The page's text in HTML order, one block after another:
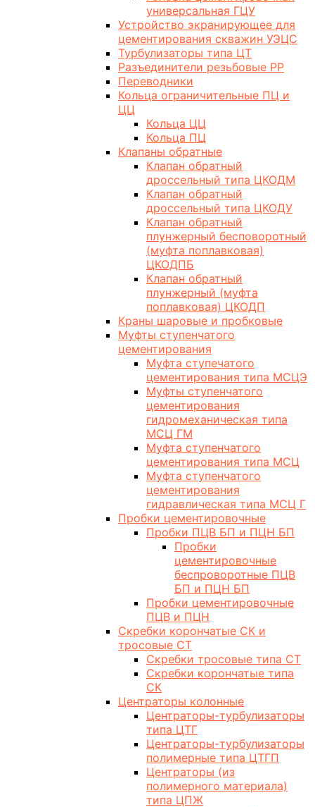
универсальная ГЦУ
Устройство экранирующее для
цементирования скважин УЭЦС
Турбулизаторы типа ЦТ
Разъединители резьбовые РР
Переводники
Кольца ограничительные ПЦ и
ЦЦ
Кольца ЦЦ
Кольца ПЦ
Клапаны обратные
Клапан обратный
дроссельный типа ЦКОДМ
Клапан обратный
дроссельный типа ЦКОДУ
Клапан обратный
плунжерный бесповоротный
(муфта поплавковая)
ЦКОДПБ
Клапан обратный
плунжерный (муфта
поплавковая) ЦКОДП
Краны шаровые и пробковые
Муфты ступенчатого
цементирования
Муфта ступечатого
цементирования типа МСЦЭ
Муфты ступенчатого
цементирования
гидромеханическая типа
МСЦ ГМ
Муфта ступенчатого
цементирования типа МСЦ
Муфта ступенчатого
цементирования
гидравлическая типа МСЦ Г
Пробки цементировочные
Пробки ПЦВ БП и ПЦН БП
Пробки
цементировочные
беспроворотные ПЦВ
БП и ПЦН БП
Пробки цементировочные
ПЦВ и ПЦН
Скребки корончатые СК и
тросовые СТ
Скребки тросовые типа СТ
Скребки корончатые типа
СК
Центраторы колонные
Центраторы-турбулизаторы
типа ЦТГ
Центраторы-турбулизаторы
полимерные типа ЦТГП
Центраторы (из
полимерного материала)
типа ЦПЖ